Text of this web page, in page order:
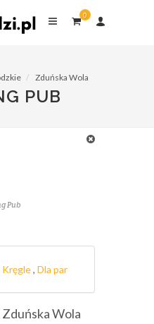
0
Zduńska Wola
PUB
Pub
Kręgle, Dla par
Wola